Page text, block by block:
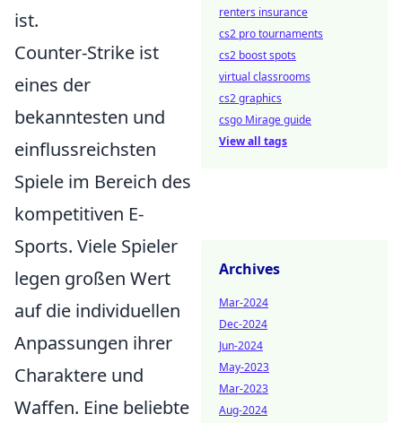
ist.
Counter-Strike ist
eines der
bekanntesten und
einflussreichsten
Spiele im Bereich des
kompetitiven E-
Sports. Viele Spieler
legen großen Wert
auf die individuellen
Anpassungen ihrer
Charaktere und
Waffen. Eine beliebte
renters insurance
cs2 pro tournaments
cs2 boost spots
virtual classrooms
cs2 graphics
csgo Mirage guide
View all tags
Archives
Mar-2024
Dec-2024
Jun-2024
May-2023
Mar-2023
Aug-2024